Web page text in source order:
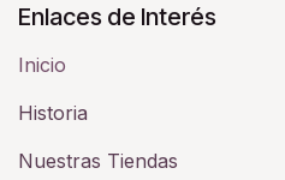
Enlaces de Interés
Inicio
Historia​
Nuestras Tiendas